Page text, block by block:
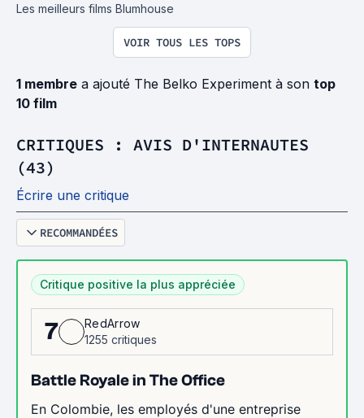
Les meilleurs films Blumhouse
VOIR TOUS LES TOPS
1 membre a ajouté The Belko Experiment à son top
10 film
CRITIQUES : AVIS D'INTERNAUTES
(43)
Écrire une critique
RECOMMANDÉES
Critique positive la plus appréciée
7
RedArrow
1255 critiques
Battle Royale in The Office
En Colombie, les employés d'une entreprise